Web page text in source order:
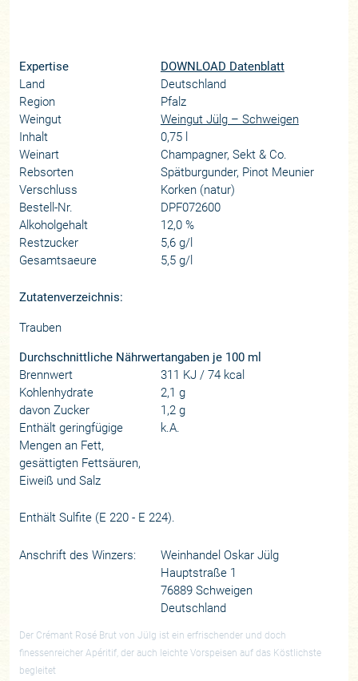
Expertise
DOWNLOAD Datenblatt
Land
Deutschland
Region
Pfalz
Weingut
Weingut Jülg – Schweigen
Inhalt
0,75 l
Weinart
Champagner, Sekt & Co.
Rebsorten
Spätburgunder, Pinot Meunier
Verschluss
Korken (natur)
Bestell-Nr.
DPF072600
Alkoholgehalt
12,0 %
Restzucker
5,6 g/l
Gesamtsaeure
5,5 g/l
Zutatenverzeichnis:
Trauben
Durchschnittliche Nährwertangaben je 100 ml
Brennwert
311 KJ / 74 kcal
Kohlenhydrate
2,1 g
davon Zucker
1,2 g
Enthält geringfügige
Mengen an Fett,
gesättigten Fettsäuren,
Eiweiß und Salz
k.A.
Enthält Sulfite (E 220 - E 224).
Anschrift des Winzers:
Weinhandel Oskar Jülg
Hauptstraße 1
76889 Schweigen
Deutschland
Der Crémant Rosé Brut von Jülg ist ein erfrischender und doch
finessenreicher Apéritif, der auch leichte Vorspeisen auf das Köstlichste
begleitet